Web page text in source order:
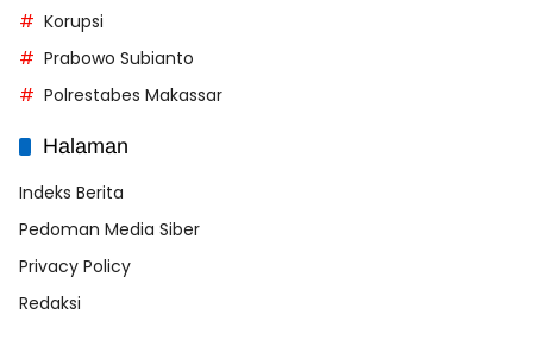
Korupsi
Prabowo Subianto
Polrestabes Makassar
Halaman
Indeks Berita
Pedoman Media Siber
Privacy Policy
Redaksi